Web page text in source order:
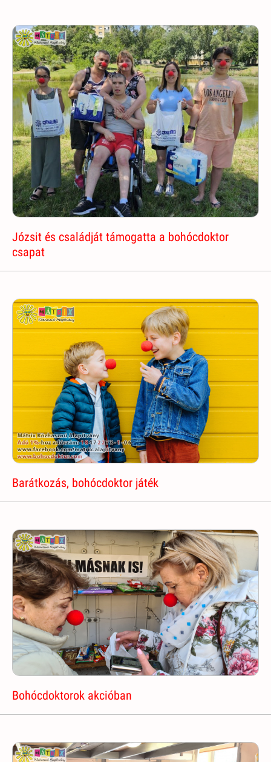
Józsit és családját támogatta a bohócdoktor
csapat
Barátkozás, bohócdoktor játék
Bohócdoktorok akcióban